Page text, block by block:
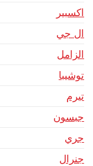
اكسبير
ال جي
الزامل
توشيبا
تيرم
جبسون
جري
جنرال